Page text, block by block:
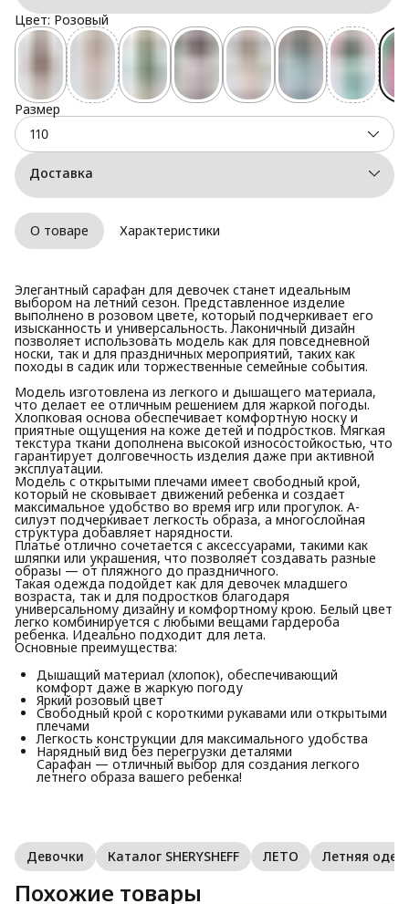
Цвет: Розовый
Размер
110
Доставка
О товаре Характеристики
Элегантный сарафан для девочек станет идеальным
выбором на летний сезон. Представленное изделие
выполнено в розовом цвете, который подчеркивает его
изысканность и универсальность. Лаконичный дизайн
позволяет использовать модель как для повседневной
носки, так и для праздничных мероприятий, таких как
походы в садик или торжественные семейные события.
Модель изготовлена из легкого и дышащего материала,
что делает ее отличным решением для жаркой погоды.
Хлопковая основа обеспечивает комфортную носку и
приятные ощущения на коже детей и подростков. Мягкая
текстура ткани дополнена высокой износостойкостью, что
гарантирует долговечность изделия даже при активной
эксплуатации.
Модель с открытыми плечами имеет свободный крой,
который не сковывает движений ребенка и создает
максимальное удобство во время игр или прогулок. А-
силуэт подчеркивает легкость образа, а многослойная
структура добавляет нарядности.
Платье отлично сочетается с аксессуарами, такими как
шляпки или украшения, что позволяет создавать разные
образы — от пляжного до праздничного.
Такая одежда подойдет как для девочек младшего
возраста, так и для подростков благодаря
универсальному дизайну и комфортному крою. Белый цвет
легко комбинируется с любыми вещами гардероба
ребенка. Идеально подходит для лета.
Основные преимущества:
Дышащий материал (хлопок), обеспечивающий
комфорт даже в жаркую погоду
Яркий розовый цвет
Свободный крой с короткими рукавами или открытыми
плечами
Легкость конструкции для максимального удобства
Нарядный вид без перегрузки деталями
Сарафан — отличный выбор для создания легкого
летнего образа вашего ребенка!
Девочки Каталог SHERYSHEFF ЛЕТО Летняя
Похожие товары